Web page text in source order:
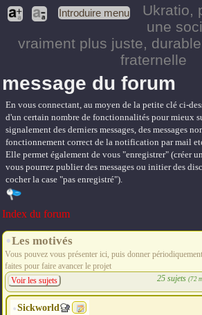
Introduire menu Ukratio,
une
vraiment plus juste,
fraternelle
message du forum
En vous connectant, au moyen de la petite clé ci-
d'un certain nombre de fonctionnalités pour mieux
signalement des derniers messages, des messages
fonctionnement correct de la notification par mail
Elle permet également de vous "enregistrer" (créer
vous pourrez publier des messages ou initier des
cocher la case "pas enregistré").
Index du forum
Les motivés
Vous pouvez vous présenter ici, puis donner
faites pour faire avancer le projet
25 sujets (72
Voir les sujets
Sickworld